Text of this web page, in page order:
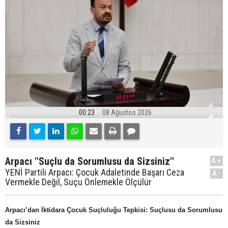
00:23 08 Ağustos 2026
Arpacı ''Suçlu da Sorumlusu da Sizsiniz''
YENİ Partili Arpacı: Çocuk Adaletinde Başarı Ceza
Vermekle Değil, Suçu Önlemekle Ölçülür
A+
A-
Arpacı’dan İktidara Çocuk Suçluluğu Tepkisi: Suçlusu da Sorumlusu
da Sizsiniz